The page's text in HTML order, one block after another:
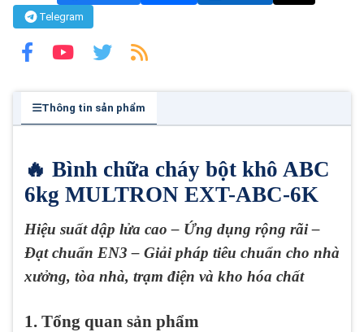
Telegram
Thông tin sản phẩm
🔥 Bình chữa cháy bột khô ABC
6kg MULTRON EXT-ABC-6K
Hiệu suất dập lửa cao – Ứng dụng rộng rãi –
Đạt chuẩn EN3 – Giải pháp tiêu chuẩn cho nhà
xưởng, tòa nhà, trạm điện và kho hóa chất
1. Tổng quan sản phẩm